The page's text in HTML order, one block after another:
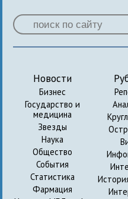
Новости
Бизнес
Государство и
медицина
Звезды
Наука
Общество
События
Статистика
Фармация